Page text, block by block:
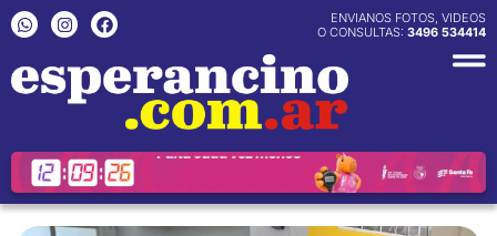
contenido
W
h
t
s
a
I
n
t
a
g
m
F
a
e
b
ENVIANOS FOTOS, VIDEOS
O CONSULTAS: 3496 534414